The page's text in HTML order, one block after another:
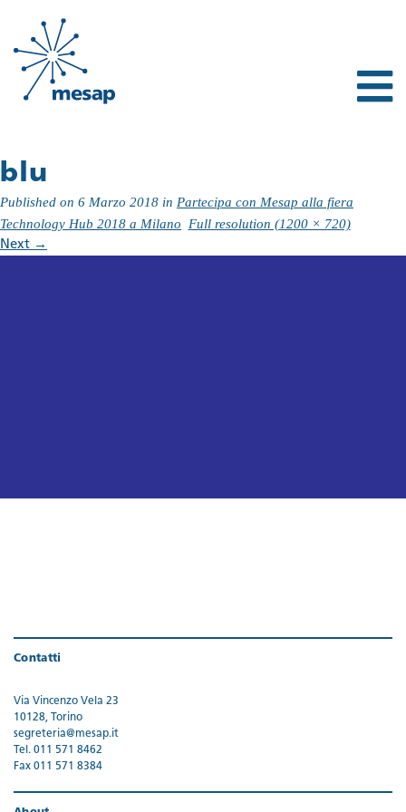
blu
Published on 6 Marzo 2018 in Partecipa con Mesap alla fiera
Technology Hub 2018 a Milano
Full resolution (1200 × 720)
Next →
Contatti
Via Vincenzo Vela 23
10128, Torino
segreteria@mesap.it
Tel. 011 571 8462
Fax 011 571 8384